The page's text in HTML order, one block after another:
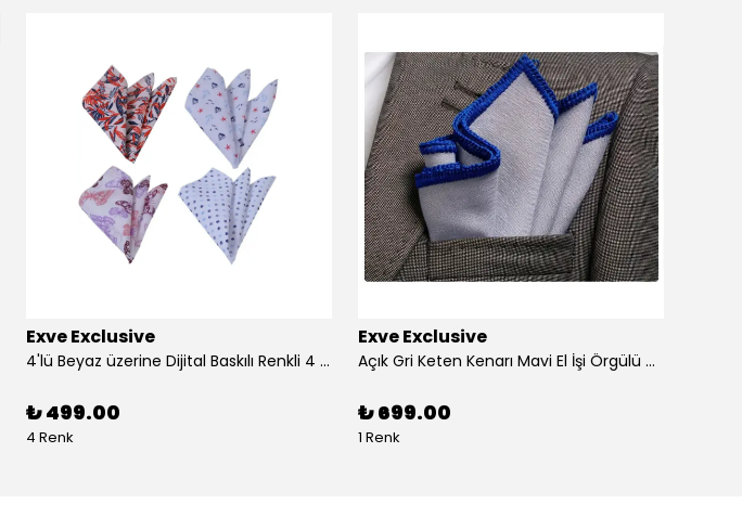
Exve Exclusive
4'lü Beyaz üzerine Dijital Baskılı Renkli 4 in 1 Cep Yaka Mendil Seti
₺ 499.00
4 Renk
Exve Exclusive
Açık Gri Keten Kenarı Mavi El İşi Örgülü Cep Aksesuarı Yaka Mendili
₺ 699.00
1 Renk